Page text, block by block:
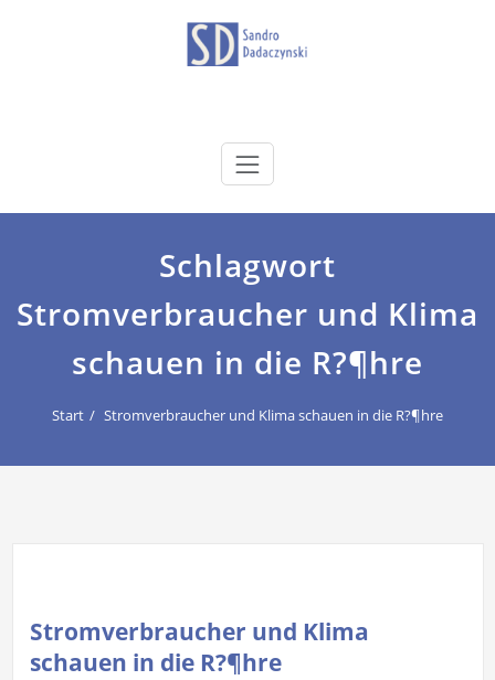
dadaczynski.de
Schlagwort
Stromverbraucher und Klima
schauen in die R?¶hre
Start Stromverbraucher und Klima schauen in die R?¶hre
Stromverbraucher und Klima
schauen in die R?¶hre